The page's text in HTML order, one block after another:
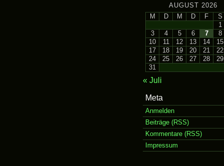
AUGUST 2026
M
D M D F S
1
3
4 5 6 7 8
10
11 12 13 14 15
17
18 19 20 21 22
24
25 26 27 28 29
31
« Juli
Meta
Anmelden
Beiträge (RSS)
Kommentare (RSS)
Impressum